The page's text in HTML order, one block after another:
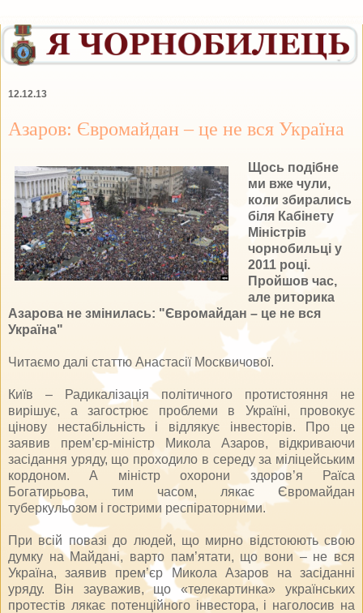
12.12.13
Азаров: Євромайдан – це не вся Україна
Щось подібне
ми вже чули,
коли збирались
біля Кабінету
Міністрів
чорнобильці у
2011 році.
Пройшов час,
але риторика
Азарова не змінилась: "Євромайдан – це не вся
Україна"
Читаємо далі статтю Анастасії Москвичової.
Київ – Радикалізація політичного протистояння не
вирішує, а загострює проблеми в Україні, провокує
цінову нестабільність і відлякує інвесторів. Про це
заявив прем’єр-міністр Микола Азаров, відкриваючи
засідання уряду, що проходило в середу за міліцейським
кордоном. А міністр охорони здоров’я Раїса
Богатирьова, тим часом, лякає Євромайдан
туберкульозом і гострими респіраторними.
При всій повазі до людей, що мирно відстоюють свою
думку на Майдані, варто пам’ятати, що вони – не вся
Україна, заявив прем’єр Микола Азаров на засіданні
уряду. Він зауважив, що «телекартинка» українських
протестів лякає потенційного інвестора, і наголосив на